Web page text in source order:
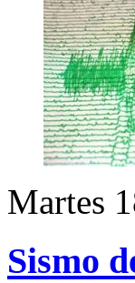
Martes
Sismo